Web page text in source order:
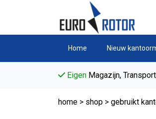
Home Nieuw
Eigen Magazijn,
home > shop > gebruikt